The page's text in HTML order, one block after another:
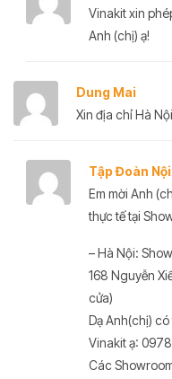
Vinakit xin
Anh (chị) ạ!
Dung Mai
Xin địa chỉ Hà Nội
Tập Đoàn
Em mời Anh
thực tế tại
– Hà Nội:
168 Nguyễn
cửa)
Dạ Anh(chị)
Vinakit ạ:
Các